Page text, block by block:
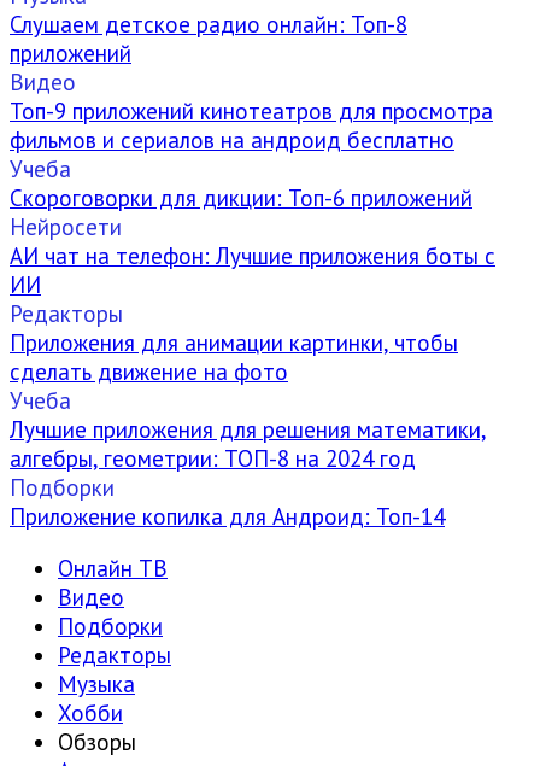
Слушаем детское радио онлайн: Топ-8
приложений
Видео
Топ-9 приложений кинотеатров для просмотра
фильмов и сериалов на андроид бесплатно
Учеба
Скороговорки для дикции: Топ-6 приложений
Нейросети
АИ чат на телефон: Лучшие приложения боты с
ИИ
Редакторы
Приложения для анимации картинки, чтобы
сделать движение на фото
Учеба
Лучшие приложения для решения математики,
алгебры, геометрии: ТОП-8 на 2024 год
Подборки
Приложение копилка для Андроид: Топ-14
Онлайн ТВ
Видео
Подборки
Редакторы
Музыка
Хобби
Обзоры